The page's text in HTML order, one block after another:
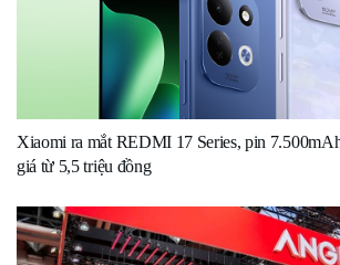
Xiaomi ra mắt REDMI 17 Series, pin
giá từ 5,5 triệu đồng